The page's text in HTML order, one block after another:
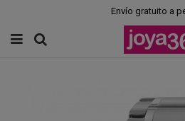
Envío gratuito a